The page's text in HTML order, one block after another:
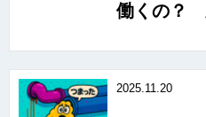
働くの？
2025.11.20